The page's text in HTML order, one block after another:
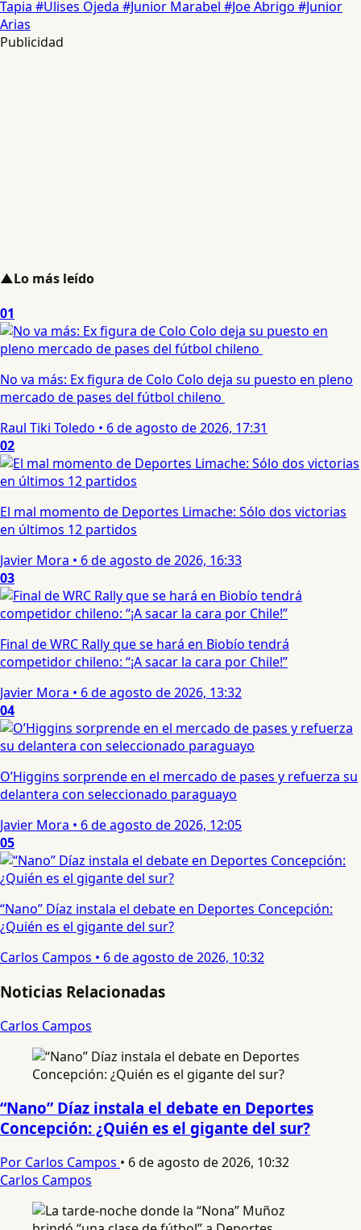
Tapia #Ulises Ojeda #Junior Marabel #Joe Abrigo #Junior
Arias
Publicidad
▲Lo más leído
01
No va más: Ex figura de Colo Colo deja su puesto en pleno
mercado de pases del fútbol chileno
Raul Tiki Toledo • 6 de agosto de 2026, 17:31
02
El mal momento de Deportes Limache: Sólo dos victorias
en últimos 12 partidos
Javier Mora • 6 de agosto de 2026, 16:33
03
Final de WRC Rally que se hará en Biobío tendrá
competidor chileno: “¡A sacar la cara por Chile!”
Javier Mora • 6 de agosto de 2026, 13:32
04
O’Higgins sorprende en el mercado de pases y refuerza su
delantera con seleccionado paraguayo
Javier Mora • 6 de agosto de 2026, 12:05
05
“Nano” Díaz instala el debate en Deportes Concepción:
¿Quién es el gigante del sur?
Carlos Campos • 6 de agosto de 2026, 10:32
Noticias Relacionadas
Carlos Campos
“Nano” Díaz instala el debate en Deportes
Concepción: ¿Quién es el gigante del sur?
Por Carlos Campos • 6 de agosto de 2026, 10:32
Carlos Campos